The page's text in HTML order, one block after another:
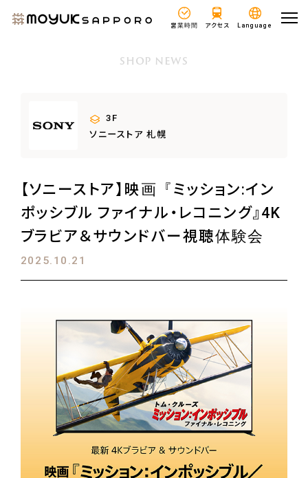
営業時間 アクセス Language
SHOP NEWS
【ソニーストア】映画『ミッション:イン
ポッシブル ファイナル・レコニング』4K
ブラビア＆サウンドバー視聴体験会
2025.10.21
3F
ソニーストア 札幌